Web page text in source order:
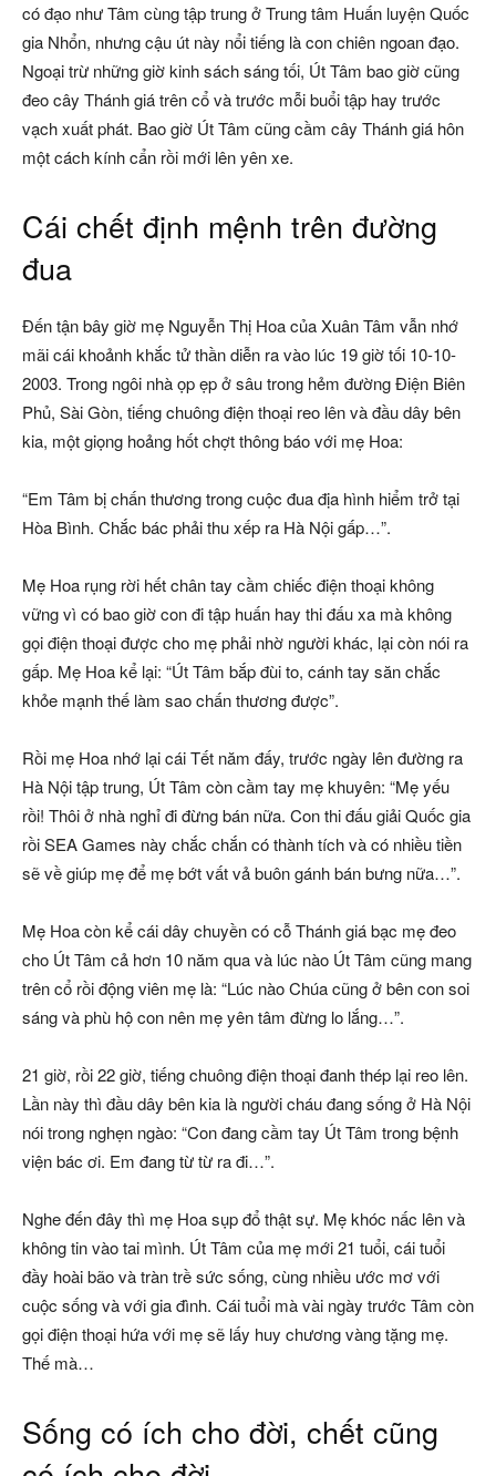
có đạo như Tâm cùng tập trung ở Trung tâm Huấn luyện Quốc
gia Nhổn, nhưng cậu út này nổi tiếng là con chiên ngoan đạo.
Ngoại trừ những giờ kinh sách sáng tối, Út Tâm bao giờ cũng
đeo cây Thánh giá trên cổ và trước mỗi buổi tập hay trước
vạch xuất phát. Bao giờ Út Tâm cũng cầm cây Thánh giá hôn
một cách kính cẩn rồi mới lên yên xe.
Cái chết định mệnh trên đường
đua
Đến tận bây giờ mẹ Nguyễn Thị Hoa của Xuân Tâm vẫn nhớ
mãi cái khoảnh khắc tử thần diễn ra vào lúc 19 giờ tối 10-10-
2003. Trong ngôi nhà ọp ẹp ở sâu trong hẻm đường Điện Biên
Phủ, Sài Gòn, tiếng chuông điện thoại reo lên và đầu dây bên
kia, một giọng hoảng hốt chợt thông báo với mẹ Hoa:
“Em Tâm bị chấn thương trong cuộc đua địa hình hiểm trở tại
Hòa Bình. Chắc bác phải thu xếp ra Hà Nội gấp…”.
Mẹ Hoa rụng rời hết chân tay cầm chiếc điện thoại không
vững vì có bao giờ con đi tập huấn hay thi đấu xa mà không
gọi điện thoại được cho mẹ phải nhờ người khác, lại còn nói ra
gấp. Mẹ Hoa kể lại: “Út Tâm bắp đùi to, cánh tay săn chắc
khỏe mạnh thế làm sao chấn thương được”.
Rồi mẹ Hoa nhớ lại cái Tết năm đấy, trước ngày lên đường ra
Hà Nội tập trung, Út Tâm còn cầm tay mẹ khuyên: “Mẹ yếu
rồi! Thôi ở nhà nghỉ đi đừng bán nữa. Con thi đấu giải Quốc gia
rồi SEA Games này chắc chắn có thành tích và có nhiều tiền
sẽ về giúp mẹ để mẹ bớt vất vả buôn gánh bán bưng nữa…”.
Mẹ Hoa còn kể cái dây chuyền có cỗ Thánh giá bạc mẹ đeo
cho Út Tâm cả hơn 10 năm qua và lúc nào Út Tâm cũng mang
trên cổ rồi động viên mẹ là: “Lúc nào Chúa cũng ở bên con soi
sáng và phù hộ con nên mẹ yên tâm đừng lo lắng…”.
21 giờ, rồi 22 giờ, tiếng chuông điện thoại đanh thép lại reo lên.
Lần này thì đầu dây bên kia là người cháu đang sống ở Hà Nội
nói trong nghẹn ngào: “Con đang cầm tay Út Tâm trong bệnh
viện bác ơi. Em đang từ từ ra đi…”.
Nghe đến đây thì mẹ Hoa sụp đổ thật sự. Mẹ khóc nấc lên và
không tin vào tai mình. Út Tâm của mẹ mới 21 tuổi, cái tuổi
đầy hoài bão và tràn trề sức sống, cùng nhiều ước mơ với
cuộc sống và với gia đình. Cái tuổi mà vài ngày trước Tâm còn
gọi điện thoại hứa với mẹ sẽ lấy huy chương vàng tặng mẹ.
Thế mà…
Sống có ích cho đời, chết cũng